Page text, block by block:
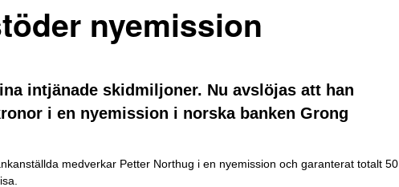
nyemission
intjänade skidmiljoner. Nu avslöjas att han
i en nyemission i norska banken Grong
medverkar Petter Northug i en nyemission och garanterat totalt 50